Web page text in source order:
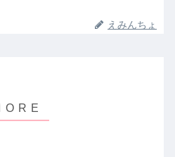
えみんちょ